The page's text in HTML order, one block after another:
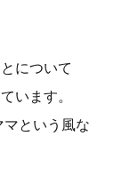
について
います。
という風な